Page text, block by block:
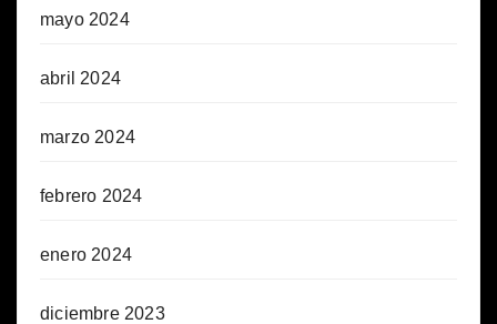
mayo 2024
abril 2024
marzo 2024
febrero 2024
enero 2024
diciembre 2023